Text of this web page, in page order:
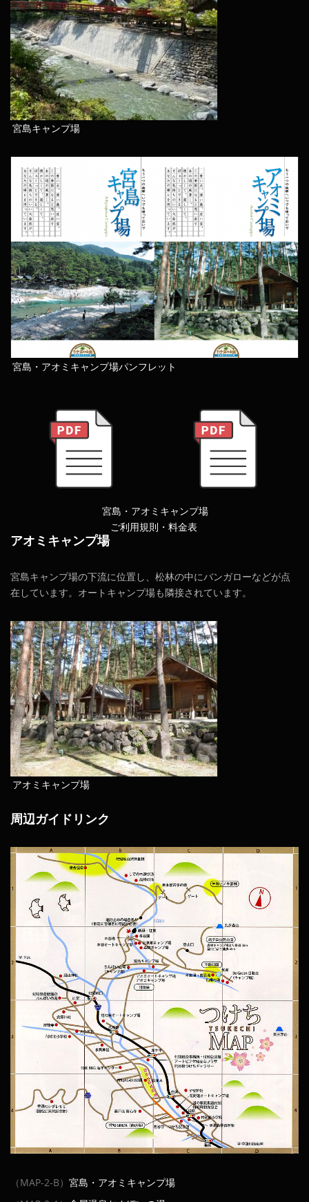
宮島キャンプ場
宮島・アオミキャンプ場パンフレット
宮島・アオミキャンプ場
ご利用規則・料金表
アオミキャンプ場
宮島キャンプ場の下流に位置し、松林の中にバンガローなどが点
在しています。オートキャンプ場も隣接されています。
アオミキャンプ場
周辺ガイドリンク
（MAP-2-B） 宮島・アオミキャンプ場